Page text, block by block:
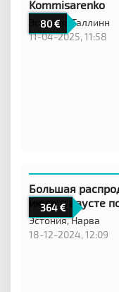
80
Kommisarenko
Эстония, Таллинн
11-04-2025, 11:58
364
Большая
июле и авусте
Эстония,Нарва
18-12-2024, 12:09